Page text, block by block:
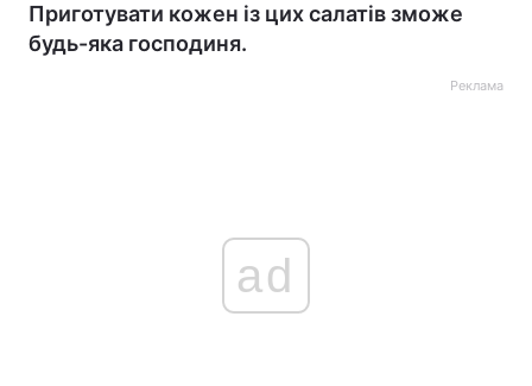
Приготувати кожен із цих салатів зможе
будь-яка господиня.
Реклама
ad